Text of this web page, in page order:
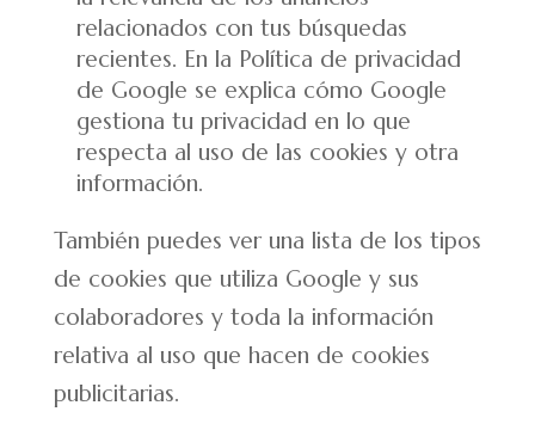
relacionados con tus búsquedas
recientes. En la Política de privacidad
de Google se explica cómo Google
gestiona tu privacidad en lo que
respecta al uso de las cookies y otra
información.
También puedes ver una lista de los tipos
de cookies que utiliza Google y sus
colaboradores y toda la información
relativa al uso que hacen de cookies
publicitarias.